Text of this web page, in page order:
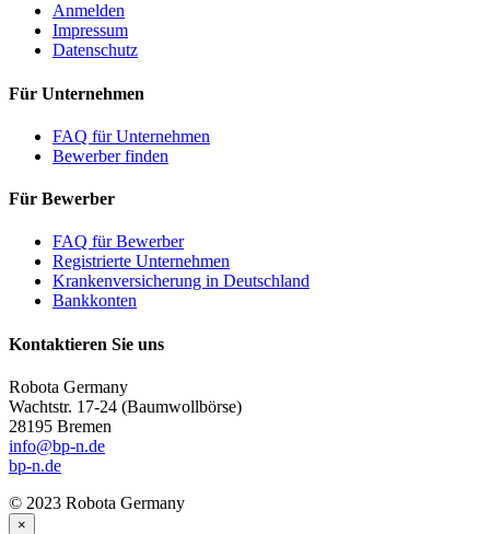
Anmelden
Impressum
Datenschutz
Für Unternehmen
FAQ für Unternehmen
Bewerber finden
Für Bewerber
FAQ für Bewerber
Registrierte Unternehmen
Krankenversicherung in Deutschland
Bankkonten
Kontaktieren Sie uns
Robota Germany
Wachtstr. 17-24 (Baumwollbörse)
28195 Bremen
info@bp-n.de
bp-n.de
© 2023 Robota Germany
×